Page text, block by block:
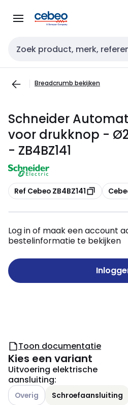
naar
naar
Zoekveld invoer
Breadcrumb bekijken
Schneider
voor drukknop -
- ZB4BZ141
Kopiëren
Ref Cebeo ZB4BZ141
Log in of maak een account
bestelinformatie te bekijken
Toon documentatie
Kies een variant
Uitvoering elektrische
aansluiting:
Andere varianten (Huidige
Overig
Schroefaansluiting